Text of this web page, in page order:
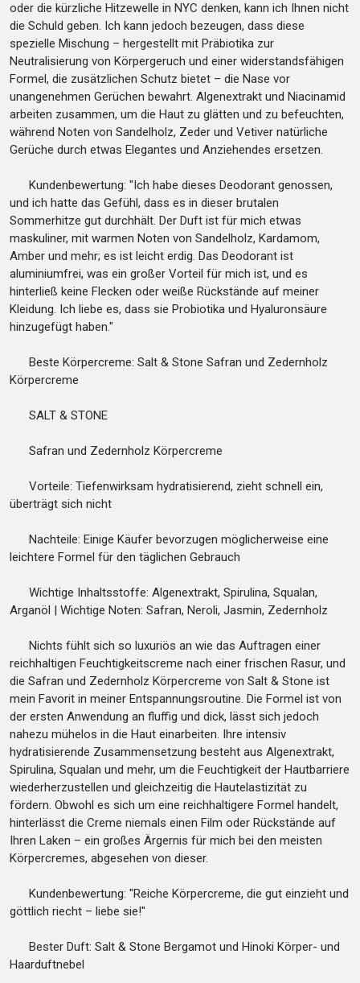
oder die kürzliche Hitzewelle in NYC denken, kann ich Ihnen nicht
die Schuld geben. Ich kann jedoch bezeugen, dass diese
spezielle Mischung – hergestellt mit Präbiotika zur
Neutralisierung von Körpergeruch und einer widerstandsfähigen
Formel, die zusätzlichen Schutz bietet – die Nase vor
unangenehmen Gerüchen bewahrt. Algenextrakt und Niacinamid
arbeiten zusammen, um die Haut zu glätten und zu befeuchten,
während Noten von Sandelholz, Zeder und Vetiver natürliche
Gerüche durch etwas Elegantes und Anziehendes ersetzen.
Kundenbewertung: "Ich habe dieses Deodorant genossen,
und ich hatte das Gefühl, dass es in dieser brutalen
Sommerhitze gut durchhält. Der Duft ist für mich etwas
maskuliner, mit warmen Noten von Sandelholz, Kardamom,
Amber und mehr; es ist leicht erdig. Das Deodorant ist
aluminiumfrei, was ein großer Vorteil für mich ist, und es
hinterließ keine Flecken oder weiße Rückstände auf meiner
Kleidung. Ich liebe es, dass sie Probiotika und Hyaluronsäure
hinzugefügt haben."
Beste Körpercreme: Salt & Stone Safran und Zedernholz
Körpercreme
SALT & STONE
Safran und Zedernholz Körpercreme
Vorteile: Tiefenwirksam hydratisierend, zieht schnell ein,
überträgt sich nicht
Nachteile: Einige Käufer bevorzugen möglicherweise eine
leichtere Formel für den täglichen Gebrauch
Wichtige Inhaltsstoffe: Algenextrakt, Spirulina, Squalan,
Arganöl | Wichtige Noten: Safran, Neroli, Jasmin, Zedernholz
Nichts fühlt sich so luxuriös an wie das Auftragen einer
reichhaltigen Feuchtigkeitscreme nach einer frischen Rasur, und
die Safran und Zedernholz Körpercreme von Salt & Stone ist
mein Favorit in meiner Entspannungsroutine. Die Formel ist von
der ersten Anwendung an fluffig und dick, lässt sich jedoch
nahezu mühelos in die Haut einarbeiten. Ihre intensiv
hydratisierende Zusammensetzung besteht aus Algenextrakt,
Spirulina, Squalan und mehr, um die Feuchtigkeit der Hautbarriere
wiederherzustellen und gleichzeitig die Hautelastizität zu
fördern. Obwohl es sich um eine reichhaltigere Formel handelt,
hinterlässt die Creme niemals einen Film oder Rückstände auf
Ihren Laken – ein großes Ärgernis für mich bei den meisten
Körpercremes, abgesehen von dieser.
Kundenbewertung: "Reiche Körpercreme, die gut einzieht und
göttlich riecht – liebe sie!"
Bester Duft: Salt & Stone Bergamot und Hinoki Körper- und
Haarduftnebel